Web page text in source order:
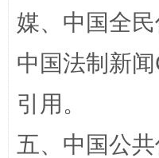
媒、中国全
中国法制新
引用。
五、中国公